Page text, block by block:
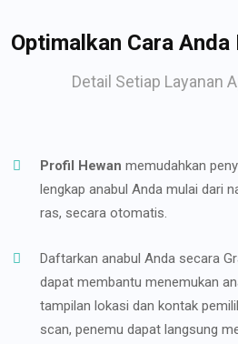
Optimalkan Cara Anda
Detail Setiap Layanan
Profil Hewan memudahkan
lengkap anabul Anda mulai dari
ras, secara otomatis.
Daftarkan anabul Anda secara
dapat membantu menemukan
tampilan lokasi dan kontak
scan, penemu dapat langsung